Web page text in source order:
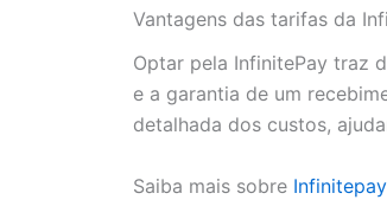
Vantagens das tarifas da
Optar pela InfinitePay traz
e a garantia de um
detalhada dos custos,
Saiba mais sobre